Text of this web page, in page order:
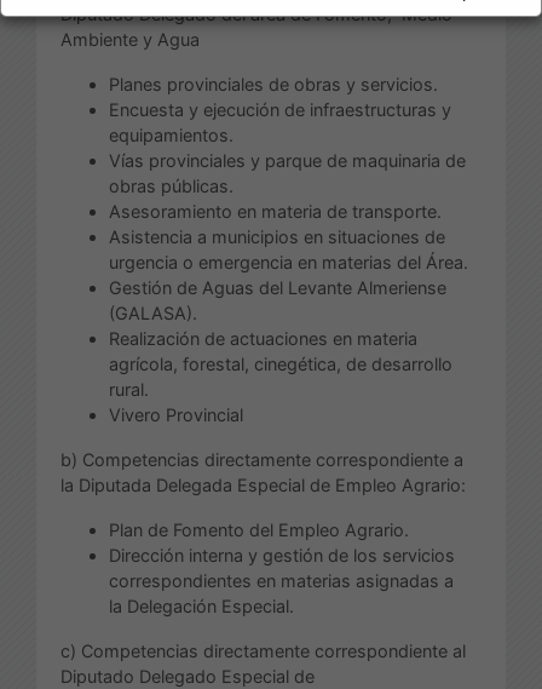
Diputado Delegado del área de Fomento, Medio
Ambiente y Agua
Planes provinciales de obras y servicios.
Encuesta y ejecución de infraestructuras y
equipamientos.
Vías provinciales y parque de maquinaria de
obras públicas.
Asesoramiento en materia de transporte.
Asistencia a municipios en situaciones de
urgencia o emergencia en materias del Área.
Gestión de Aguas del Levante Almeriense
(GALASA).
Realización de actuaciones en materia
agrícola, forestal, cinegética, de desarrollo
rural.
Vivero Provincial
b) Competencias directamente correspondiente a
la Diputada Delegada Especial de Empleo Agrario:
Plan de Fomento del Empleo Agrario.
Dirección interna y gestión de los servicios
correspondientes en materias asignadas a
la Delegación Especial.
c) Competencias directamente correspondiente al
Diputado Delegado Especial de